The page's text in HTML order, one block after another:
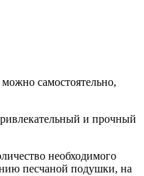
самостоятельно,
и прочный
необходимого
песчаной подушки, на